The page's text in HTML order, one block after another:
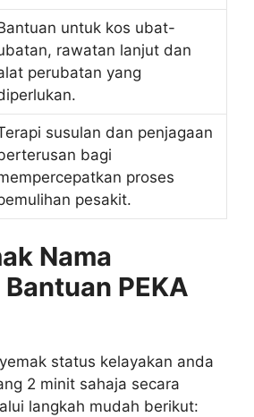
untuk kos ubat-
rawatan lanjut dan
perubatan yang
susulan dan penjagaan
bagi
proses
pesakit.
Nama
PEKA
status kelayakan anda
2 minit sahaja secara
langkah mudah berikut: